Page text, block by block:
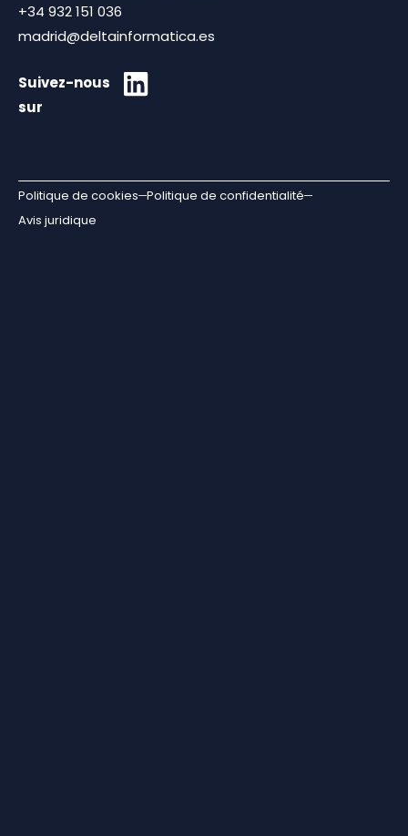
+34 932 151 036
madrid@deltainformatica.es
Suivez-nous
sur
Politique de cookies Politique de confidentialité
Avis juridique